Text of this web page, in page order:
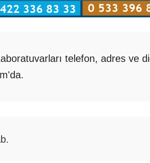
telefon, adres ve